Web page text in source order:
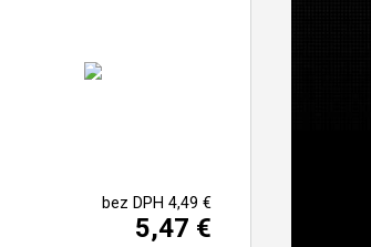
bez DPH 4,49 €
5,47 €